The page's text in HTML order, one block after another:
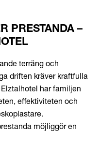
PRESTANDA –
terräng och
driften kräver kraftfulla
har familjen
effektiviteten och
möjliggör en